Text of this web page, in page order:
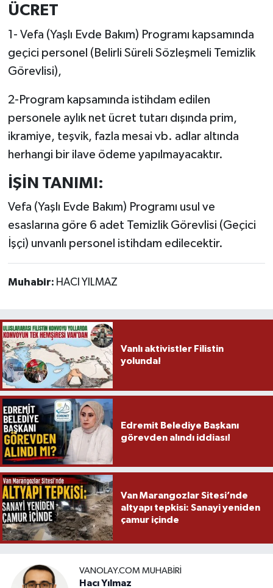
ÜCRET
1- Vefa (Yaşlı Evde Bakım) Programı kapsamında
geçici personel (Belirli Süreli Sözleşmeli Temizlik
Görevlisi),
2-Program kapsamında istihdam edilen
personele aylık net ücret tutarı dışında prim,
ikramiye, teşvik, fazla mesai vb. adlar altında
herhangi bir ilave ödeme yapılmayacaktır.
İŞİN TANIMI:
Vefa (Yaşlı Evde Bakım) Programı usul ve
esaslarına göre 6 adet Temizlik Görevlisi (Geçici
İşçi) unvanlı personel istihdam edilecektir.
Muhabir: HACI YILMAZ
Vanlı aktivistler Filistin
yolunda!
Edremit Belediye Başkanı
görevden alındı iddiası!
Van Marangozlar Sitesi’nde
altyapı tepkisi: Sanayi yeniden
çamur içinde
VANOLAY.COM MUHABIRI
Hacı Yılmaz